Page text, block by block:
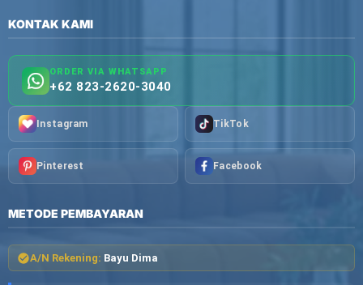
KONTAK KAMI
ORDER VIA WHATSAPP
+62 823-2620-3040
Instagram TikTok
Pinterest Facebook
METODE PEMBAYARAN
A/N Rekening: Bayu Dima